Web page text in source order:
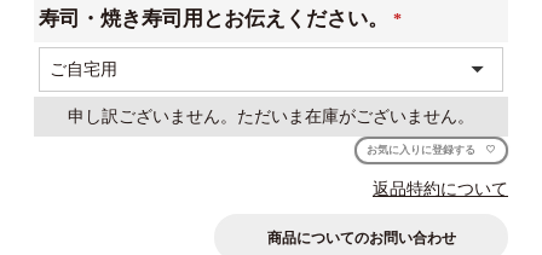
寿司・焼き寿司用とお伝えください。
(必
須)
申し訳ございません。ただいま在庫がございません。
お気に入りに登録する
返品特約について
商品についてのお問い合わせ